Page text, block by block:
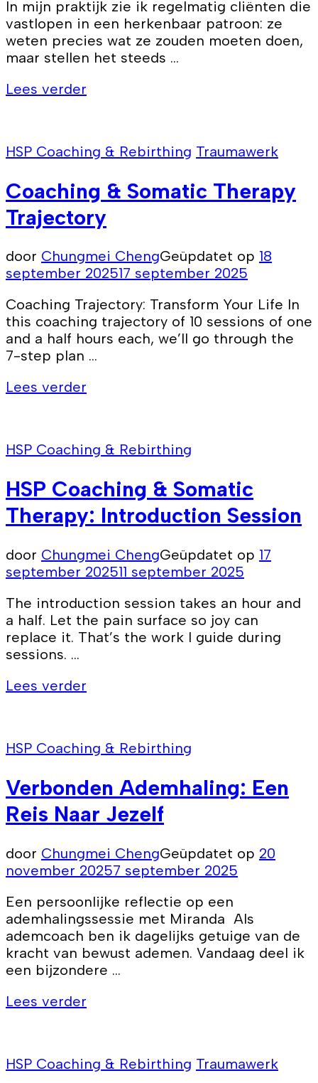
In mijn praktijk zie ik regelmatig cliënten die
vastlopen in een herkenbaar patroon: ze
weten precies wat ze zouden moeten doen,
maar stellen het steeds …
Lees verder
HSP Coaching & Rebirthing Traumawerk
Coaching & Somatic Therapy
Trajectory
door Chungmei ChengGeüpdatet op 18
september 202517 september 2025
Coaching Trajectory: Transform Your Life In
this coaching trajectory of 10 sessions of one
and a half hours each, we’ll go through the
7-step plan …
Lees verder
HSP Coaching & Rebirthing
HSP Coaching & Somatic
Therapy: Introduction Session
door Chungmei ChengGeüpdatet op 17
september 202511 september 2025
The introduction session takes an hour and
a half. Let the pain surface so joy can
replace it. That’s the work I guide during
sessions. …
Lees verder
HSP Coaching & Rebirthing
Verbonden Ademhaling: Een
Reis Naar Jezelf
door Chungmei ChengGeüpdatet op 20
november 20257 september 2025
Een persoonlijke reflectie op een
ademhalingssessie met Miranda Als
ademcoach ben ik dagelijks getuige van de
kracht van bewust ademen. Vandaag deel ik
een bijzondere …
Lees verder
HSP Coaching & Rebirthing Traumawerk